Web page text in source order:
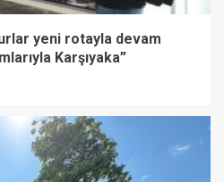
yeni rotayla devam
Karşıyaka”